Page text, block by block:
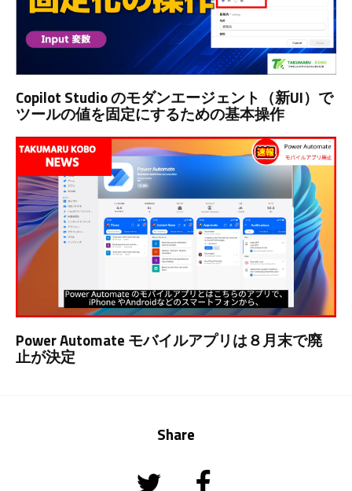
Copilot Studio のモダンエージェント（新UI）で
ツールの値を固定にするための基本操作
Power Automate モバイルアプリは８月末で廃
止が決定
Share